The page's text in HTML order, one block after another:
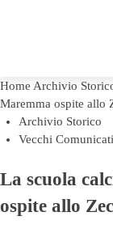
Home Archivio
Maremma ospite allo
Archivio Storico
Vecchi Comunicati
La scuola
ospite allo